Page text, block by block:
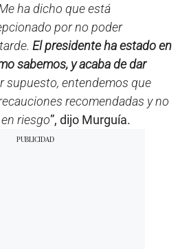
ha dicho que está
por no poder
El presidente ha estado en
sabemos, y acaba de dar
supuesto, entendemos que
recomendadas y no
riesgo”, dijo Murguía.